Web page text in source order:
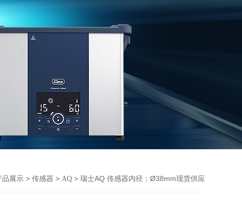
品展示 > 传感器 > AQ > 瑞士AQ 传感器内径：Ø38mm现货供应